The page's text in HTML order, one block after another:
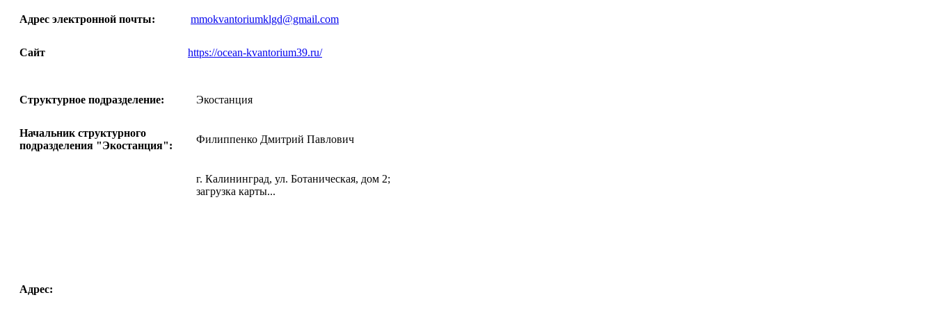
Адрес электронной почты: mmokvantoriumklgd@gmail.com
Сайт https://ocean-kvantorium39.ru/
Структурное подразделение: Экостанция
Начальник структурного
подразделения "Экостанция":
Филиппенко Дмитрий Павлович
Адрес:
г. Калининград, ул. Ботаническая, дом 2;
загрузка карты...